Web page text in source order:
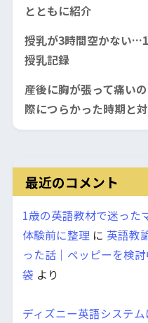
とともに紹介
授乳が3時間空かない
授乳記録
産後に胸が張って痛い
際につらかった時期と
最近のコメント
1歳の英語教材で迷った
体験前に整理に 英語教
った話｜ペッピーを検
袋 より
ディズニー英語システ